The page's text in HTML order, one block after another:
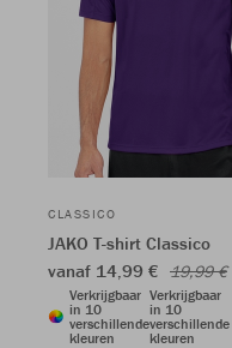
CLASSICO
JAKO T-shirt Classico
vanaf 14,99 € 19,99 €
Verkrijgbaar
in 10
verschillende
kleuren
Verkrijgbaar
in 10
verschillende
kleuren